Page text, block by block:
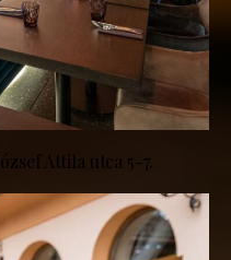
Attila utca 5-7.